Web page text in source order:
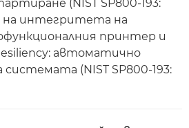
(NIST SP800-193:
на интегритета на
принтер и
автоматично
(NIST SP800-193: